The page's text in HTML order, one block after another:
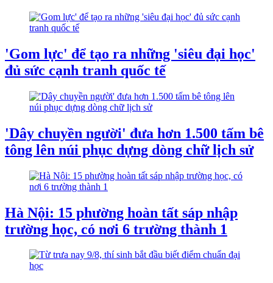
'Gom lực' để tạo ra những 'siêu đại học'
đủ sức cạnh tranh quốc tế
'Dây chuyền người' đưa hơn 1.500 tấm bê
tông lên núi phục dựng dòng chữ lịch sử
Hà Nội: 15 phường hoàn tất sáp nhập
trường học, có nơi 6 trường thành 1